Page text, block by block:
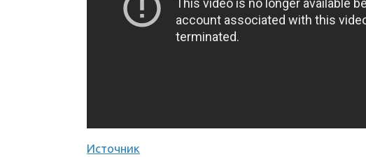
Источник